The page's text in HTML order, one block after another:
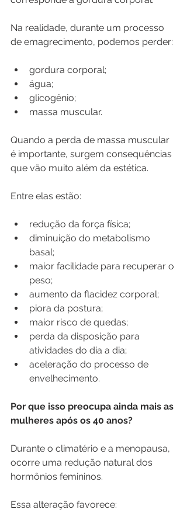
Na realidade, durante um processo
de emagrecimento, podemos perder:
gordura corporal;
água;
glicogênio;
massa muscular.
Quando a perda de massa muscular
é importante, surgem consequências
que vão muito além da estética.
Entre elas estão:
redução da força física;
diminuição do metabolismo
basal;
maior facilidade para recuperar o
peso;
aumento da flacidez corporal;
piora da postura;
maior risco de quedas;
perda da disposição para
atividades do dia a dia;
aceleração do processo de
envelhecimento.
Por que isso preocupa ainda mais as
mulheres após os 40 anos?
Durante o climatério e a menopausa,
ocorre uma redução natural dos
hormônios femininos.
Essa alteração favorece: